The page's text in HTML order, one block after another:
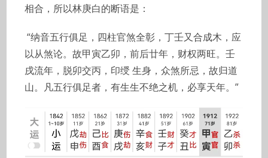
相合，所以林庚白的断语是：
“纳音五行俱足，四柱官煞全彰，丁壬又合成木，应
以从煞论。故甲寅乙卯，前后廿年，财权两旺。壬
戌流年，脱卯交丙，印绶 生身，众煞所忌，故归道
山。凡五行俱足者，有生生不绝之机，必享天年。”